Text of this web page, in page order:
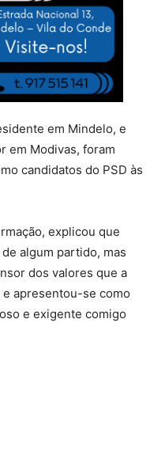
em Mindelo, e
em Modivas, foram
candidatos do PSD às
explicou que
algum partido, mas
dos valores que a
e apresentou-se como
e exigente comigo